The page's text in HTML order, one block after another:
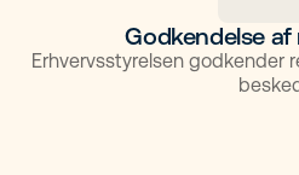
Godkendelse af
Erhvervsstyrelsen godkender